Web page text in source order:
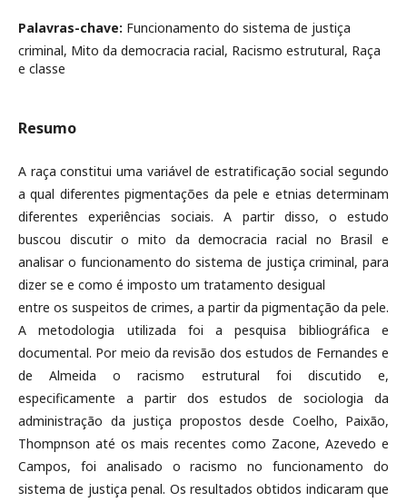
Palavras-chave: Funcionamento do sistema de justiça
criminal, Mito da democracia racial, Racismo estrutural, Raça
e classe
Resumo
A raça constitui uma variável de estratificação social segundo
a qual diferentes pigmentações da pele e etnias determinam
diferentes experiências sociais. A partir disso, o estudo
buscou discutir o mito da democracia racial no Brasil e
analisar o funcionamento do sistema de justiça criminal, para
dizer se e como é imposto um tratamento desigual
entre os suspeitos de crimes, a partir da pigmentação da pele.
A metodologia utilizada foi a pesquisa bibliográfica e
documental. Por meio da revisão dos estudos de Fernandes e
de Almeida o racismo estrutural foi discutido e,
especificamente a partir dos estudos de sociologia da
administração da justiça propostos desde Coelho, Paixão,
Thompnson até os mais recentes como Zacone, Azevedo e
Campos, foi analisado o racismo no funcionamento do
sistema de justiça penal. Os resultados obtidos indicaram que